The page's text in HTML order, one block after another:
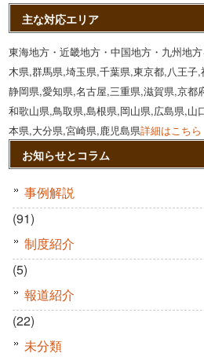
主な対応エリア
東海地方・近畿地方・中国地方・九州地
木県,群馬県,埼玉県,千葉県,東京都,八王子
静岡県,愛知県,名古屋,三重県,滋賀県,京都
和歌山県,鳥取県,島根県,岡山県,広島県,山
本県,大分県,宮崎県,鹿児島県詳細はこちら
お知らせとコラム
事例解説
(91)
制度紹介
(5)
報道紹介
(22)
未分類